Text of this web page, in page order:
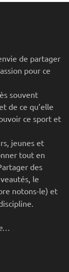
de partager
pour ce
souvent
de ce qu’elle
ce sport et
jeunes et
tout en
des
le
notons-le) et